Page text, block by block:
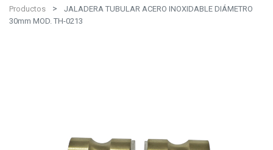
Productos
JALADERA TUBULAR ACERO INOXIDABLE DIÁMETRO
30mm MOD. TH-0213